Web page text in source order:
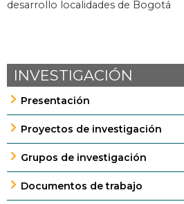
desarrollo localidades de Bogotá
INVESTIGACIÓN
Presentación
Proyectos de investigación
Grupos de investigación
Documentos de trabajo